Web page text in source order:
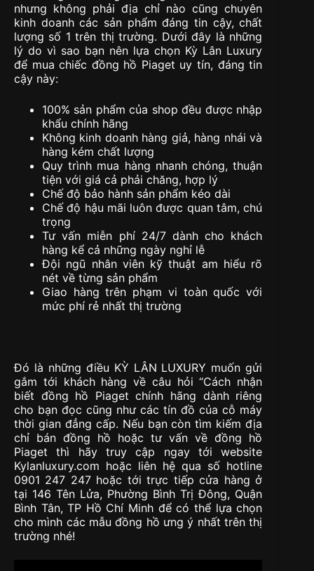
nhưng không phải địa chỉ nào cũng chuyên
kinh doanh các sản phẩm đáng tin cậy, chất
lượng số 1 trên thị trường. Dưới đây là những
lý do vì sao bạn nên lựa chọn Kỳ Lân Luxury
để mua chiếc đồng hồ Piaget uy tín, đáng tin
cậy này:
100% sản phẩm của shop đều được nhập
khẩu chính hãng
Không kinh doanh hàng giả, hàng nhái và
hàng kém chất lượng
Quy trình mua hàng nhanh chóng, thuận
tiện với giá cả phải chăng, hợp lý
Chế độ bảo hành sản phẩm kéo dài
Chế độ hậu mãi luôn được quan tâm, chú
trọng
Tư vấn miễn phí 24/7 dành cho khách
hàng kể cả những ngày nghỉ lễ
Đội ngũ nhân viên kỹ thuật am hiểu rõ
nét về từng sản phẩm
Giao hàng trên phạm vi toàn quốc với
mức phí rẻ nhất thị trường
Đó là những điều KỲ LÂN LUXURY muốn gửi
gắm tới khách hàng về câu hỏi “Cách nhận
biết đồng hồ Piaget chính hãng dành riêng
cho bạn đọc cũng như các tín đồ của cỗ máy
thời gian đẳng cấp. Nếu bạn còn tìm kiếm địa
chỉ bán đồng hồ hoặc tư vấn về đồng hồ
Piaget thì hãy truy cập ngay tới website
Kylanluxury.com hoặc liên hệ qua số hotline
0901 247 247 hoặc tới trực tiếp cửa hàng ở
tại 146 Tên Lửa, Phường Bình Trị Đông, Quận
Bình Tân, TP Hồ Chí Minh để có thể lựa chọn
cho mình các mẫu đồng hồ ưng ý nhất trên thị
trường nhé!